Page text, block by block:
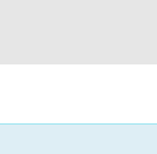
(一)
有